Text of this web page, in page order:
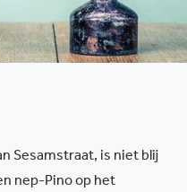
Sesamstraat, is niet blij
nep-Pino op het